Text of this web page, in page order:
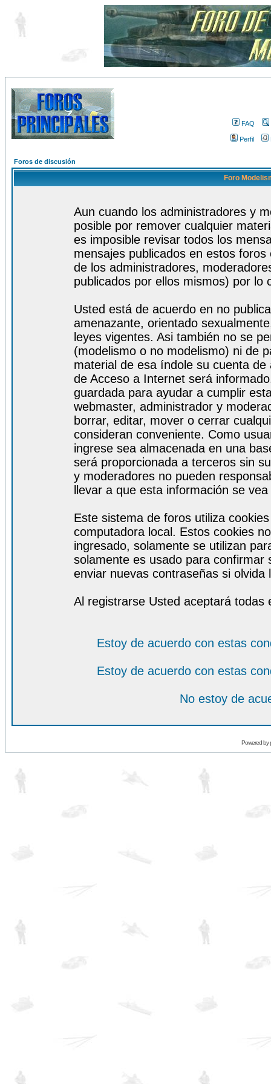
FAQ
Perfil
Foros de discusión
Foro
Aun cuando los administradores y
posible por remover cualquier
es imposible revisar todos los
mensajes publicados en estos
de los administradores,
publicados por ellos mismos) por lo
Usted está de acuerdo en no
amenazante, orientado
leyes vigentes. Asi también no se
(modelismo o no modelismo) ni de
material de esa índole su cuenta
de Acceso a Internet será
guardada para ayudar a cumplir
webmaster, administrador y
borrar, editar, mover o cerrar
consideran conveniente. Como
ingrese sea almacenada en una
será proporcionada a terceros sin
y moderadores no pueden
llevar a que esta información se
Este sistema de foros utiliza
computadora local. Estos cookies
ingresado, solamente se utilizan
solamente es usado para
enviar nuevas contraseñas si olvida
Al registrarse Usted aceptará todas
Estoy de acuerdo con estas
Estoy de acuerdo con estas
No estoy de
Powered by